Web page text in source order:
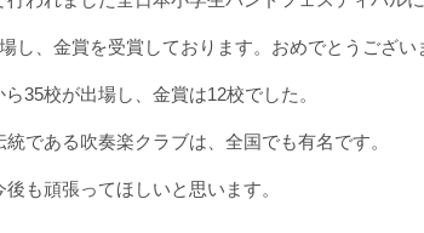
し、金賞を受賞しております。おめでとうござい
ら35校が出場し、金賞は12校でした。
である吹奏楽クラブは、全国でも有名です。
後も頑張ってほしいと思います。